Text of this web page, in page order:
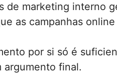
de marketing interno
as campanhas
por si só é
argumento final.